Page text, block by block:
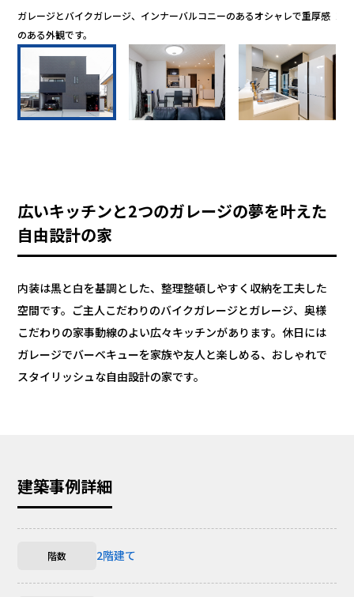
ガレージとバイクガレージ、インナーバルコニーのあるオシャレで重厚感
のある外観です。
広いキッチンと2つのガレージの夢を叶えた
自由設計の家
内装は黒と白を基調とした、整理整頓しやすく収納を工夫した
空間です。ご主人こだわりのバイクガレージとガレージ、奥様
こだわりの家事動線のよい広々キッチンがあります。休日には
ガレージでバーベキューを家族や友人と楽しめる、おしゃれで
スタイリッシュな自由設計の家です。
建築事例詳細
階数 2階建て